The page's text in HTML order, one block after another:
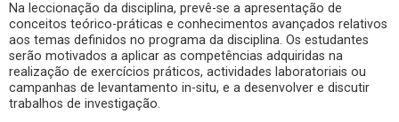
Na leccionação da disciplina, prevê-se a apresentação de
conceitos teórico-práticas e conhecimentos avançados relativos
aos temas definidos no programa da disciplina. Os estudantes
serão motivados a aplicar as competências adquiridas na
realização de exercícios práticos, actividades laboratoriais ou
campanhas de levantamento in-situ, e a desenvolver e discutir
trabalhos de investigação.